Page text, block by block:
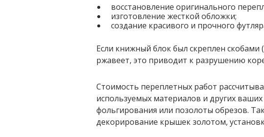
восстановление оригинального
изготовление жесткой обложки;
создание красивого и прочного
Если книжный блок был скреплен
ржавеет, это приводит к разрушению
Стоимость переплетных работ
используемых материалов и других
фольгирования или позолоты обрезов.
декорирование крышек золотом,